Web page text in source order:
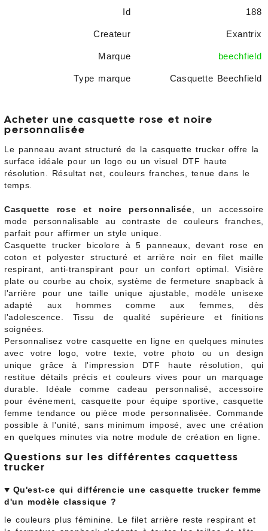
Id 188
Createur Exantrix
Marque beechfield
Type marque Casquette Beechfield
Acheter une casquette rose et noire
personnalisée
Le panneau avant structuré de la casquette trucker offre la
surface idéale pour un logo ou un visuel DTF haute
résolution. Résultat net, couleurs franches, tenue dans le
temps.
Casquette rose et noire personnalisée, un accessoire
mode personnalisable au contraste de couleurs franches,
parfait pour affirmer un style unique.
Casquette trucker bicolore à 5 panneaux, devant rose en
coton et polyester structuré et arrière noir en filet maille
respirant, anti-transpirant pour un confort optimal. Visière
plate ou courbe au choix, système de fermeture snapback à
l'arrière pour une taille unique ajustable, modèle unisexe
adapté aux hommes comme aux femmes, dès
l'adolescence. Tissu de qualité supérieure et finitions
soignées.
Personnalisez votre casquette en ligne en quelques minutes
avec votre logo, votre texte, votre photo ou un design
unique grâce à l'impression DTF haute résolution, qui
restitue détails précis et couleurs vives pour un marquage
durable. Idéale comme cadeau personnalisé, accessoire
pour événement, casquette pour équipe sportive, casquette
femme tendance ou pièce mode personnalisée. Commande
possible à l'unité, sans minimum imposé, avec une création
en quelques minutes via notre module de création en ligne.
Questions sur les différentes caquettess
trucker
Qu'est-ce qui différencie une casquette trucker femme
d'un modèle classique ?
le couleurs plus féminine. Le filet arrière reste respirant et